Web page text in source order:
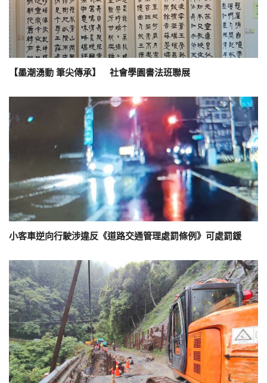
【墨潮湧動 筆尖傳承】 社會學園書法班聯展
小客車逆向行駛涉違反《道路交通管理處罰條例》可處罰鍰